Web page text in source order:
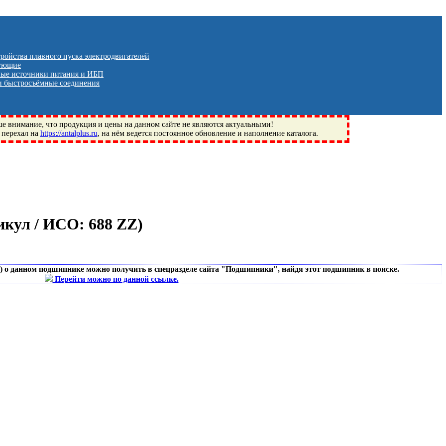
плавного пуска электродвигателей
источники питания и ИБП
соединения
внимание, что продукция и цены на данном сайте не являются актуальными!
на https://antalplus.ru, на нём ведется постоянное обновление и наполнение каталога.
Щелково, Москва, Пушкино, Королёв, Балашиха, Фряново, Монино, Ивантеевка, подшипники, пневматика, метизы,
Neutral, WHX, ZWZ, CRAFT, СПЗ-4, NECTECH, KG, LQY, DPI, BSN, SPZ, РФ, BMZ, ХАРП, CX, РОЛТОМ, APZ, FBJ, KYK,
/ ИСО: 688 ZZ)
данном подшипнике можно получить в спецразделе сайта "Подшипники", найдя этот подшипник в поиске.
Перейти можно по данной ссылке.